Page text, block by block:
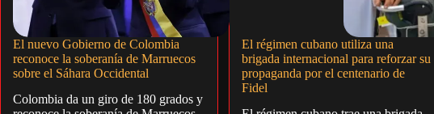
El nuevo Gobierno de Colombia
reconoce la soberanía de Marruecos
sobre el Sáhara Occidental
Colombia da un giro de 180 grados y
El régimen cubano utiliza una
brigada internacional para reforzar su
propaganda por el centenario de
Fidel